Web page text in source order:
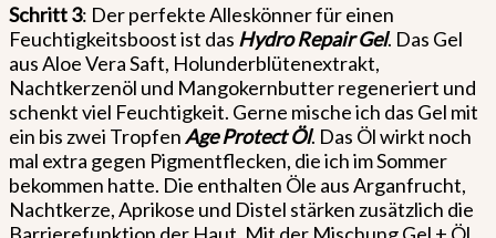
Schritt 3: Der perfekte Alleskönner für einen
Feuchtigkeitsboost ist das Hydro Repair Gel. Das Gel
aus Aloe Vera Saft, Holunderblütenextrakt,
Nachtkerzenöl und Mangokernbutter regeneriert und
schenkt viel Feuchtigkeit. Gerne mische ich das Gel mit
ein bis zwei TropfenAge Protect Öl. Das Öl wirkt noch
mal extra gegen Pigmentflecken, die ich im Sommer
bekommen hatte. Die enthalten Öle aus Arganfrucht,
Nachtkerze, Aprikose und Distel stärken zusätzlich die
Barrierefunktion der Haut. Mit der Mischung Gel + Öl